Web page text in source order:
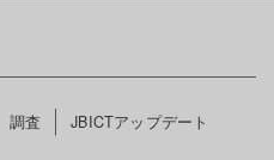
調査 JBICTアップデート